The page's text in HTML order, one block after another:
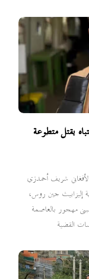
بقتل متطوعة
شريف أحمدزي
إليزابيث جين روس،
مهجور بالعاصمة